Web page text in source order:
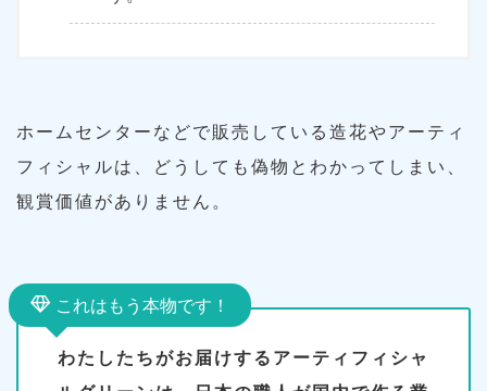
ホームセンターなどで販売している造花やアーティ
フィシャルは、どうしても偽物とわかってしまい、
観賞価値がありません。
これはもう本物です！
わたしたちがお届けするアーティフィシャ